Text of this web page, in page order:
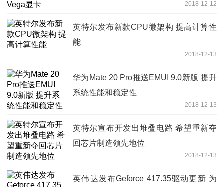
2018-12-12
英特尔发布新款CPU微架构 提高计算性
能
2018-12-13
华为Mate 20 Pro推送EMUI 9.0新版 提升
系统性能和稳定性
2018-12-13
英特尔宣布开发出堆叠电路 希望重新夺
回芯片制造领先地位
2018-12-13
英伟达发布Geforce 417.35驱动更新 为